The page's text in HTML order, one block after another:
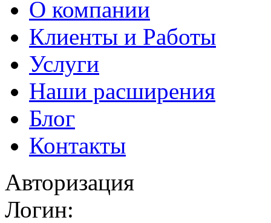
О компании
Клиенты и Работы
Услуги
Наши расширения
Блог
Контакты
Авторизация
Логин: